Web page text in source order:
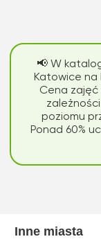
📢 W
Katowice na
Cena zajęć
poziomu
Ponad 60%
Inne miasta